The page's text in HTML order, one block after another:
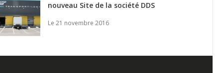
nouveau Site de la société DDS
Le 21 novembre 2016